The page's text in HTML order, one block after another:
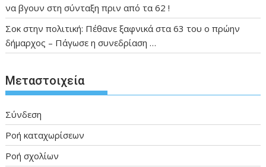
να βγουν στη σύνταξη πριν από τα 62 !
Σοκ στην πολιτική: Πέθανε ξαφνικά στα 63 του ο πρώην
δήμαρχος – Πάγωσε η συνεδρίαση …
Μεταστοιχεία
Σύνδεση
Ροή καταχωρίσεων
Ροή σχολίων